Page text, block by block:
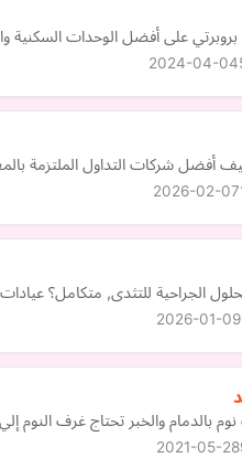
على أفضل الوحدات السكنية
2024-04-04
أفضل شركات التداول الملتزمة
2026-02-07
الجراحية للتثدى, متكامل؟
2026-01-09
بالدمام والخبر تحتاج غرف النوم
2021-05-28